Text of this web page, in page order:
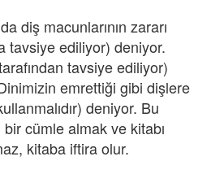
diş macunlarının zararı
tavsiye ediliyor) deniyor.
tavsiye ediliyor)
emrettiği gibi dişlere
deniyor. Bu
cümle almak ve kitabı
kitaba iftira olur.